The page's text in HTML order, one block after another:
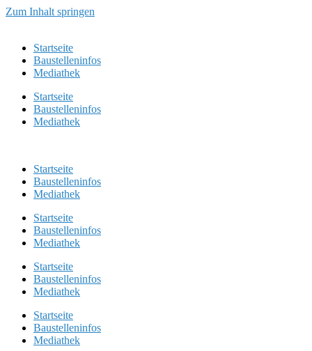
Zum Inhalt springen
Startseite
Baustelleninfos
Mediathek
Startseite
Baustelleninfos
Mediathek
Startseite
Baustelleninfos
Mediathek
Startseite
Baustelleninfos
Mediathek
Startseite
Baustelleninfos
Mediathek
Startseite
Baustelleninfos
Mediathek